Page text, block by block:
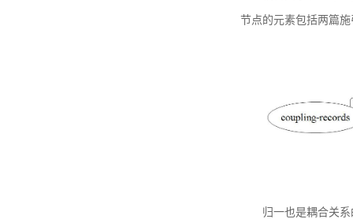
节点的元素包括两篇
归一也是耦合关